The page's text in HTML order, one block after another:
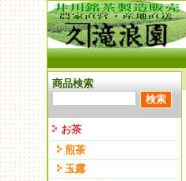
商品検索
お茶
煎茶
玉露